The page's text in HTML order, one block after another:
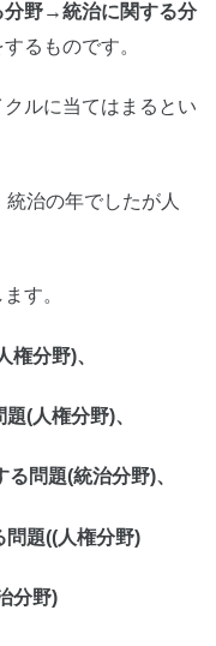
分野→統治に関する分
るものです。
ルに当てはまるとい
治の年でしたが人
す。
分野)、
(人権分野)、
問題(統治分野)、
問題((人権分野)
分野)